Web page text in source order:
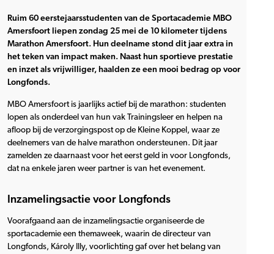
Ruim 60 eerstejaarsstudenten van de Sportacademie MBO
Amersfoort liepen zondag 25 mei de 10 kilometer tijdens
Marathon Amersfoort. Hun deelname stond dit jaar extra in
het teken van impact maken. Naast hun sportieve prestatie
en inzet als vrijwilliger, haalden ze een mooi bedrag op voor
Longfonds.
MBO Amersfoort is jaarlijks actief bij de marathon: studenten
lopen als onderdeel van hun vak Trainingsleer en helpen na
afloop bij de verzorgingspost op de Kleine Koppel, waar ze
deelnemers van de halve marathon ondersteunen. Dit jaar
zamelden ze daarnaast voor het eerst geld in voor Longfonds,
dat na enkele jaren weer partner is van het evenement.
Inzamelingsactie voor Longfonds
Voorafgaand aan de inzamelingsactie organiseerde de
sportacademie een themaweek, waarin de directeur van
Longfonds, Károly Illy, voorlichting gaf over het belang van